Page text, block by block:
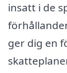
insatt i de
ger dig en